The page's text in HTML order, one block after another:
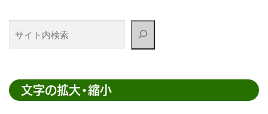
検
索
文字の拡大・縮小